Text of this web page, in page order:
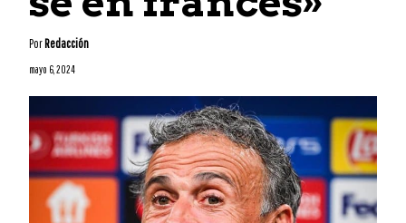
PorRedacción
mayo 6, 2024